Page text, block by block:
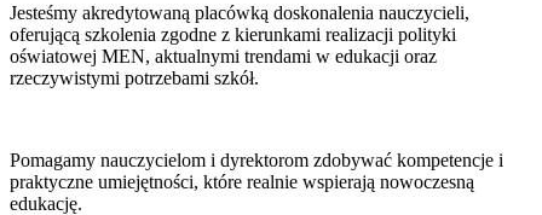
Jesteśmy akredytowaną placówką doskonalenia nauczycieli,
oferującą szkolenia zgodne z kierunkami realizacji polityki
oświatowej MEN, aktualnymi trendami w edukacji oraz
rzeczywistymi potrzebami szkół.
Pomagamy nauczycielom i dyrektorom zdobywać kompetencje i
praktyczne umiejętności, które realnie wspierają nowoczesną
edukację.